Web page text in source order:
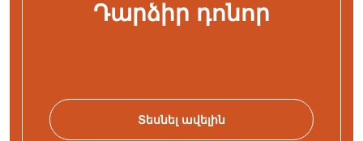
Դարձիր դոնոր
Տեսնել ավելին